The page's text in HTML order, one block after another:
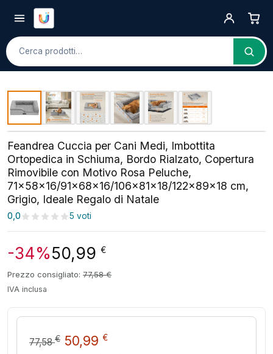
Cerca
Feandrea Cuccia per Cani Medi, Imbottita
Ortopedica in Schiuma, Bordo Rialzato, Copertura
Rimovibile con Motivo Rosa Peluche,
71x58x16/91x68x16/106x81x18/122x89x18 cm,
Grigio, Ideale Regalo di Natale
0,0 5 voti
-34%50,99 €
Prezzo consigliato: 77,58€
IVA inclusa
77,58€ Il prezzo originale era: 77,58
50,99 €Il prezzo attuale è: